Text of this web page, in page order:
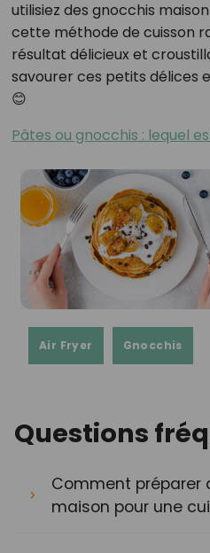
utilisiez des gnocchis
cette méthode de cuisson
résultat délicieux et
savourer ces petits délices
😊
Pâtes ou gnocchis : lequel
Air Fryer Gnocchis
Questions
Comment préparer
maison pour une